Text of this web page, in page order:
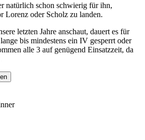
natürlich schon schwierig für ihn,
Lorenz oder Scholz zu landen.
letzten Jahre anschaut, dauert es für
bis mindestens ein IV gesperrt oder
alle 3 auf genügend Einsatzzeit, da